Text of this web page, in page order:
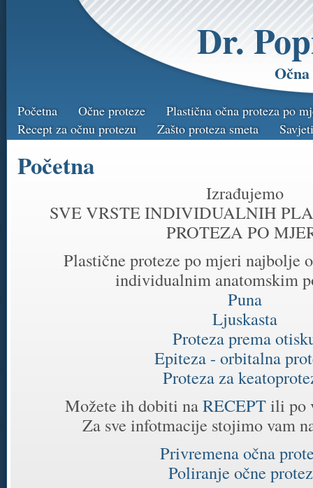
Dr.
Početna Očne proteze
Plastična očna proteza po
Recept za očnu protezu
Zašto proteza smeta
Početna
Izrađujemo
SVE VRSTE INDIVIDUALNIH
PROTEZA PO
Plastične proteze po mjeri najbolje
individualnim anatomskim
Puna
Ljuskasta
Proteza prema
Epiteza - orbitalna
Proteza za
Možete ih dobiti naRECEPTili po
Za sve infotmacije stojimo vam
Privremena očna
Poliranje očne